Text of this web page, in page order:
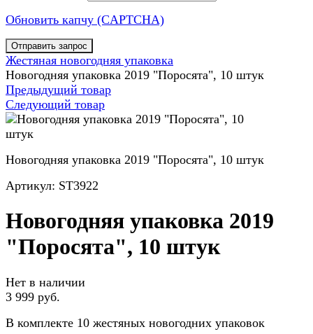
Обновить капчу (CAPTCHA)
Жестяная новогодняя упаковка
Новогодняя упаковка 2019 "Поросята", 10 штук
Предыдущий товар
Следующий товар
Новогодняя упаковка 2019 "Поросята", 10 штук
Артикул: ST3922
Новогодняя упаковка 2019
"Поросята", 10 штук
Нет в наличии
3 999 руб.
В комплекте 10 жестяных новогодних упаковок